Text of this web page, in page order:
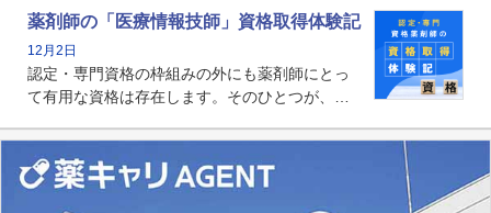
る薬剤師です。現在、感染防止対策加算の施設
基準に専任の薬剤師配置が挙げられており、今
後は感染症領域で薬剤師に、より多くの役割が
求められる可能性もあります。
薬剤師の「医療情報技師」資格取得体験記
12月2日
認定・専門資格の枠組みの外にも薬剤師にとっ
て有用な資格は存在します。そのひとつが、
査データ、投薬歴など非常に多岐にわたる医療
データを利活用し、またシステム管理できるこ
とは、病院薬剤師を中心に大きな武器になりま